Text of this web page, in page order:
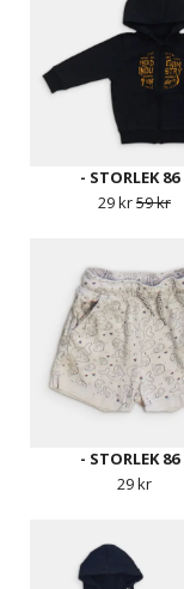
- STORLEK 86
29 kr59 kr
- STORLEK 86
29 kr